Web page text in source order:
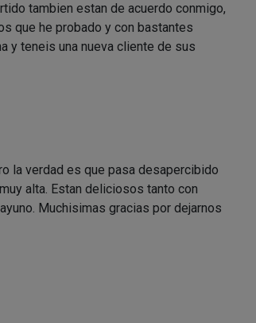
tambien estan de acuerdo conmigo,
que he probado y con bastantes
y teneis una nueva cliente de sus
la verdad es que pasa desapercibido
alta. Estan deliciosos tanto con
Muchisimas gracias por dejarnos